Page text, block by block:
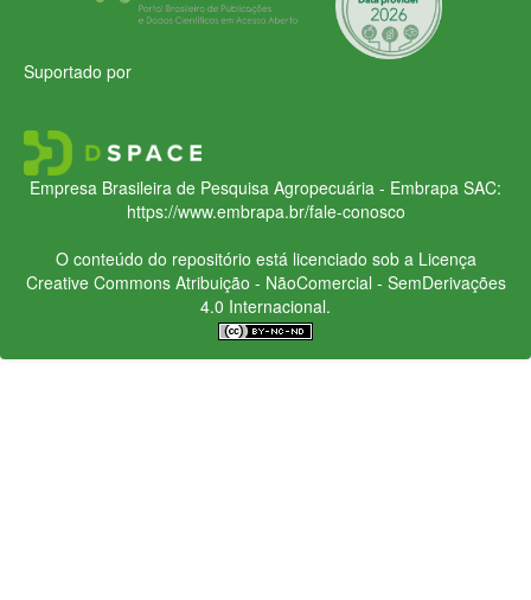
Suportado por
Empresa Brasileira de Pesquisa Agropecuária - Embrapa SAC:
https://www.embrapa.br/fale-conosco
O conteúdo do repositório está licenciado sob a Licença
Creative CommonsAtribuição - NãoComercial - SemDerivações
4.0 Internacional.